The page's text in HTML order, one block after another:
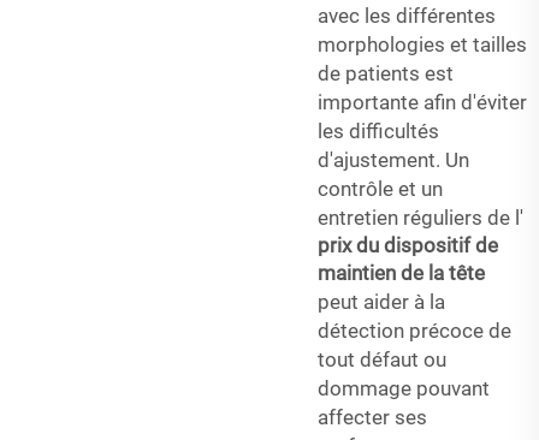
avec les différentes
morphologies et tailles
de patients est
importante afin d'éviter
les difficultés
d'ajustement. Un
contrôle et un
entretien réguliers de l'
prix du dispositif de
maintien de la tête
peut aider à la
détection précoce de
tout défaut ou
dommage pouvant
affecter ses